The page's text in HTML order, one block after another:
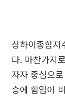
상하이종합지
다. 마찬가지
자자 중심으
승에 힘입어